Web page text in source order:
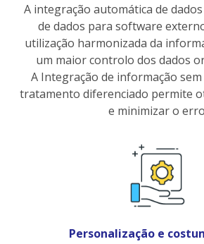
A integração automática de
de dados para software
utilização harmonizada da
um maior controlo dos dados
A Integração de informação sem
tratamento diferenciado permite
e minimizar o
Personalização e